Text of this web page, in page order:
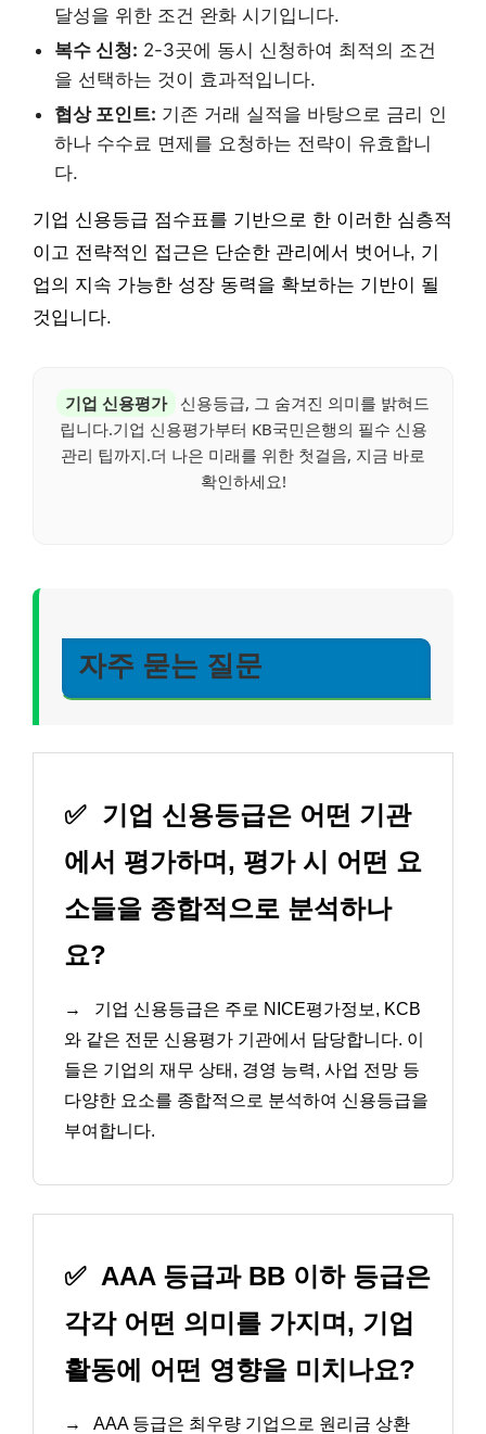
달성을 위한 조건 완화 시기입니다.
복수 신청: 2-3곳에 동시 신청하여 최적의 조건
을 선택하는 것이 효과적입니다.
협상 포인트: 기존 거래 실적을 바탕으로 금리 인
하나 수수료 면제를 요청하는 전략이 유효합니
다.
기업 신용등급 점수표를 기반으로 한 이러한 심층적
이고 전략적인 접근은 단순한 관리에서 벗어나, 기
업의 지속 가능한 성장 동력을 확보하는 기반이 될
것입니다.
기업 신용평가
신용등급, 그 숨겨진 의미를 밝혀드
립니다.기업 신용평가부터 KB국민은행의 필수 신용
관리 팁까지.더 나은 미래를 위한 첫걸음, 지금 바로
확인하세요!
자주 묻는 질문
✅ 기업 신용등급은 어떤 기관
에서 평가하며, 평가 시 어떤 요
소들을 종합적으로 분석하나
요?
→
기업 신용등급은 주로 NICE평가정보, KCB
와 같은 전문 신용평가 기관에서 담당합니다. 이
들은 기업의 재무 상태, 경영 능력, 사업 전망 등
다양한 요소를 종합적으로 분석하여 신용등급을
부여합니다.
✅ AAA 등급과 BB 이하 등급은
각각 어떤 의미를 가지며, 기업
활동에 어떤 영향을 미치나요?
→
AAA 등급은 최우량 기업으로 원리금 상환